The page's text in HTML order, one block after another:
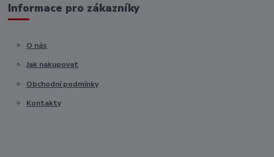
Informace pro zákazníky
O nás
Jak nakupovat
Obchodní podmínky
Kontakty